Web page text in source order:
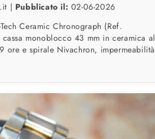
| Pubblicato il: 02-06-2026
Ceramic Chronograph (Ref.
monoblocco 43 mm in ceramica al
ore e spirale Nivachron, impermeabilità